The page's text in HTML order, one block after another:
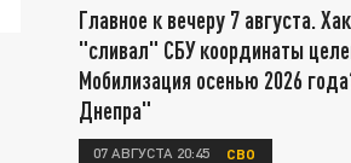
Главное к вечеру 7 августа.
"сливал" СБУ координаты
Мобилизация осенью 2026
Днепра"
07 АВГУСТА 20:45 СВО